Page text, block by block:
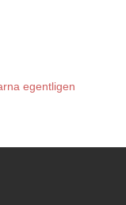
egentligen